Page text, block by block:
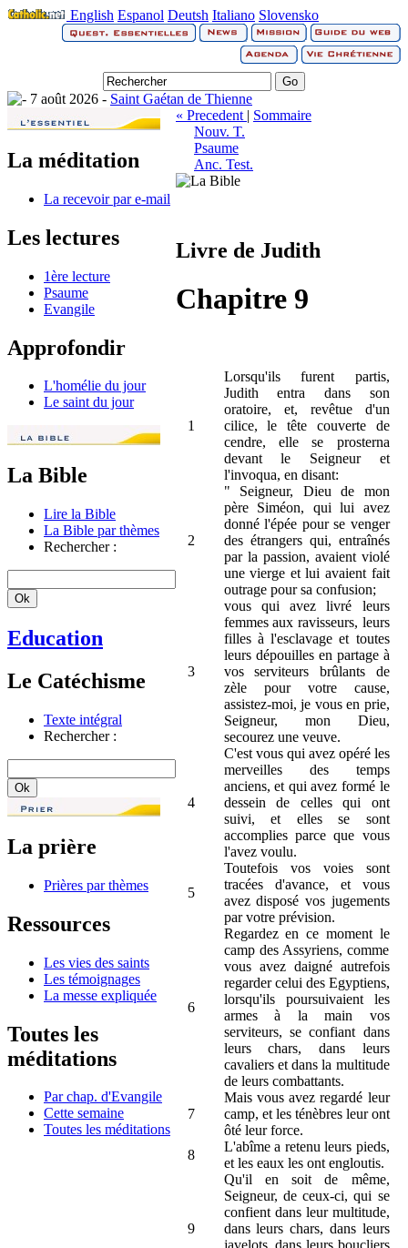
English Espanol Deutsh Italiano Slovensko
7 août 2026 - Saint Gaétan de Thienne
La méditation
La recevoir par e-mail
Les lectures
1ère lecture
Psaume
Evangile
Approfondir
L'homélie du jour
Le saint du jour
La Bible
Lire la Bible
La Bible par thèmes
Rechercher :
Education
Le Catéchisme
Texte intégral
Rechercher :
La prière
Prières par thèmes
Ressources
Les vies des saints
Les témoignages
La messe expliquée
Toutes les
méditations
Par chap. d'Evangile
Cette semaine
Toutes les méditations
« Precedent | Sommaire
Nouv. T.
Psaume
Anc. Test.
Livre de Judith
Chapitre 9
1
Lorsqu'ils furent partis,
Judith entra dans son
oratoire, et, revêtue d'un
cilice, le tête couverte de
cendre, elle se prosterna
devant le Seigneur et
l'invoqua, en disant:
2
" Seigneur, Dieu de mon
père Siméon, qui lui avez
donné l'épée pour se venger
des étrangers qui, entraînés
par la passion, avaient violé
une vierge et lui avaient fait
outrage pour sa confusion;
3
vous qui avez livré leurs
femmes aux ravisseurs, leurs
filles à l'esclavage et toutes
leurs dépouilles en partage à
vos serviteurs brûlants de
zèle pour votre cause,
assistez-moi, je vous en prie,
Seigneur, mon Dieu,
secourez une veuve.
4
C'est vous qui avez opéré les
merveilles des temps
anciens, et qui avez formé le
dessein de celles qui ont
suivi, et elles se sont
accomplies parce que vous
l'avez voulu.
5
Toutefois vos voies sont
tracées d'avance, et vous
avez disposé vos jugements
par votre prévision.
6
Regardez en ce moment le
camp des Assyriens, comme
vous avez daigné autrefois
regarder celui des Egyptiens,
lorsqu'ils poursuivaient les
armes à la main vos
serviteurs, se confiant dans
leurs chars, dans leurs
cavaliers et dans la multitude
de leurs combattants.
7
Mais vous avez regardé leur
camp, et les ténèbres leur ont
ôté leur force.
8
L'abîme a retenu leurs pieds,
et les eaux les ont engloutis.
9
Qu'il en soit de même,
Seigneur, de ceux-ci, qui se
confient dans leur multitude,
dans leurs chars, dans leurs
javelots, dans leurs boucliers